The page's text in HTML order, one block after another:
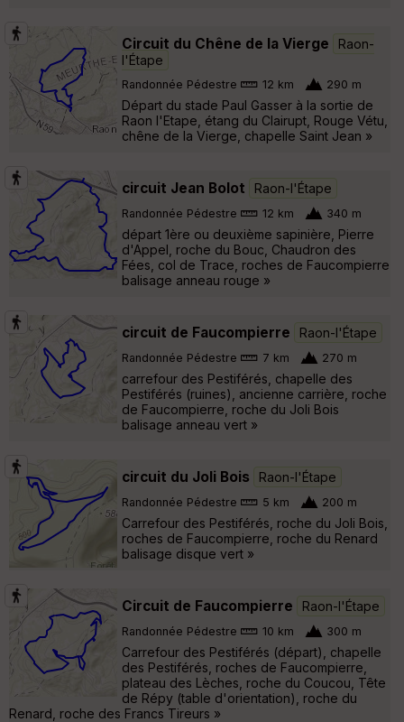
Circuit du Chêne de la Vierge
Raon-
l'Étape
Randonnée Pédestre 12 km 290 m
Départ du stade Paul Gasser à la sortie de
Raon l'Etape, étang du Clairupt, Rouge Vétu,
chêne de la Vierge, chapelle Saint Jean »
circuit Jean Bolot Raon-l'Étape
Randonnée Pédestre 12 km 340 m
départ 1ère ou deuxième sapinière, Pierre
d'Appel, roche du Bouc, Chaudron des
Fées, col de Trace, roches de Faucompierre
balisage anneau rouge »
circuit de Faucompierre Raon-l'Étape
Randonnée Pédestre 7 km 270 m
carrefour des Pestiférés, chapelle des
Pestiférés (ruines), ancienne carrière, roche
de Faucompierre, roche du Joli Bois
balisage anneau vert »
circuit du Joli Bois Raon-l'Étape
Randonnée Pédestre 5 km 200 m
Carrefour des Pestiférés, roche du Joli Bois,
roches de Faucompierre, roche du Renard
balisage disque vert »
Circuit de Faucompierre Raon-l'Étape
Randonnée Pédestre 10 km 300 m
Carrefour des Pestiférés (départ), chapelle
des Pestiférés, roches de Faucompierre,
plateau des Lèches, roche du Coucou, Tête
de Répy (table d'orientation), roche du
Renard, roche des Francs Tireurs »